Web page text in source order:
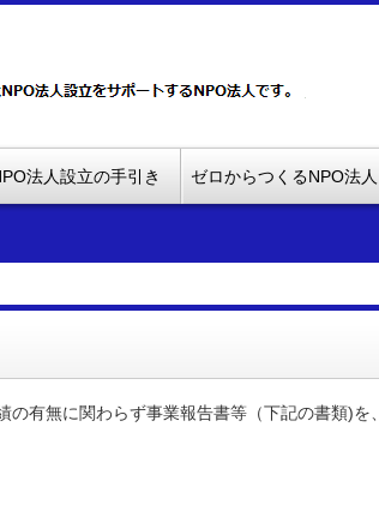
法人設立の手引き ゼロからつくるNPO法人
有無に関わらず事業報告書等（下記の書類)を、